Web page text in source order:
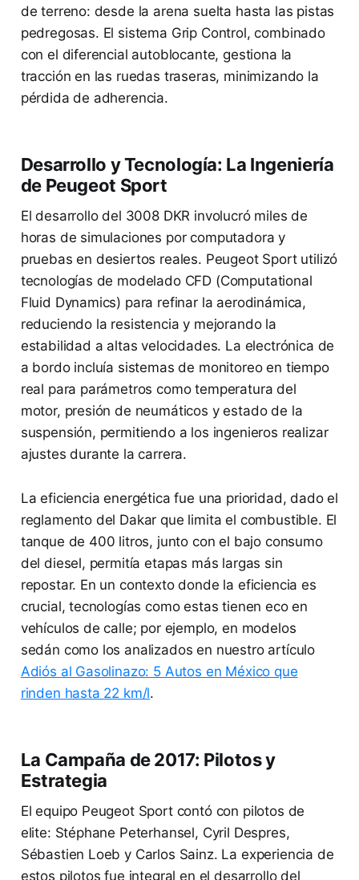
de terreno: desde la arena suelta hasta las pistas
pedregosas. El sistema Grip Control, combinado
con el diferencial autoblocante, gestiona la
tracción en las ruedas traseras, minimizando la
pérdida de adherencia.
Desarrollo y Tecnología: La Ingeniería
de Peugeot Sport
El desarrollo del 3008 DKR involucró miles de
horas de simulaciones por computadora y
pruebas en desiertos reales. Peugeot Sport utilizó
tecnologías de modelado CFD (Computational
Fluid Dynamics) para refinar la aerodinámica,
reduciendo la resistencia y mejorando la
estabilidad a altas velocidades. La electrónica de
a bordo incluía sistemas de monitoreo en tiempo
real para parámetros como temperatura del
motor, presión de neumáticos y estado de la
suspensión, permitiendo a los ingenieros realizar
ajustes durante la carrera.
La eficiencia energética fue una prioridad, dado el
reglamento del Dakar que limita el combustible. El
tanque de 400 litros, junto con el bajo consumo
del diesel, permitía etapas más largas sin
repostar. En un contexto donde la eficiencia es
crucial, tecnologías como estas tienen eco en
vehículos de calle; por ejemplo, en modelos
sedán como los analizados en nuestro artículo
Adiós al Gasolinazo: 5 Autos en México que
rinden hasta 22 km/l.
La Campaña de 2017: Pilotos y
Estrategia
El equipo Peugeot Sport contó con pilotos de
elite: Stéphane Peterhansel, Cyril Despres,
Sébastien Loeb y Carlos Sainz. La experiencia de
estos pilotos fue integral en el desarrollo del